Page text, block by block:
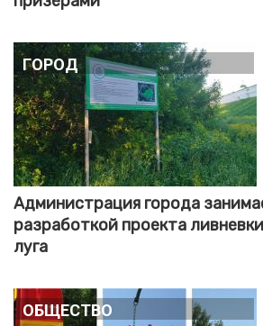
Город
Администрация города
разработкой проекта
луга
Общество